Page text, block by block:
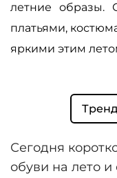
летние образы.
платьями,
яркими этим
Сегодня
обуви на лето и